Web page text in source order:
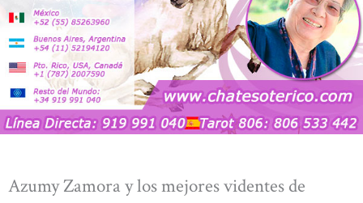
Azumy Zamora y los mejores videntes de